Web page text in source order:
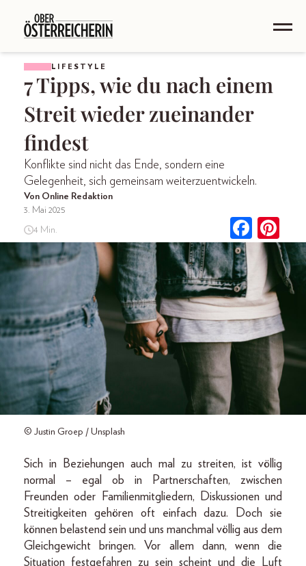
LIFESTYLE
7 Tipps, wie du nach einem
Streit wieder zueinander
findest
Konflikte sind nicht das Ende, sondern eine
Gelegenheit, sich gemeinsam weiterzuentwickeln.
Von Online Redaktion
3. Mai 2025
4 Min.
© Justin Groep / Unsplash
Sich in Beziehungen auch mal zu streiten, ist völlig
normal – egal ob in Partnerschaften, zwischen
Freunden oder Familienmitgliedern, Diskussionen und
Streitigkeiten gehören oft einfach dazu. Doch sie
können belastend sein und uns manchmal völlig aus dem
Gleichgewicht bringen. Vor allem dann, wenn die
Situation festgefahren zu sein scheint und die Luft